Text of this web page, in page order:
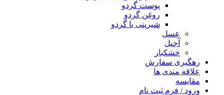
پوست گردو
روغن گردو
شیرینی با گردو
عسل
آجیل
خشکبار
رهگیری سفارش
علاقه مندی ها
مقایسه
ورود / فرم ثبت نام